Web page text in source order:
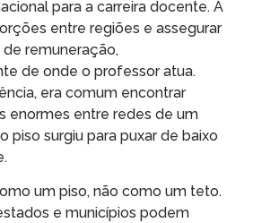
para a carreira docente. A
entre regiões e assegurar
remuneração,
de onde o professor atua.
era comum encontrar
enormes entre redes de um
piso surgiu para puxar de baixo
um piso, não como um teto.
e municípios podem